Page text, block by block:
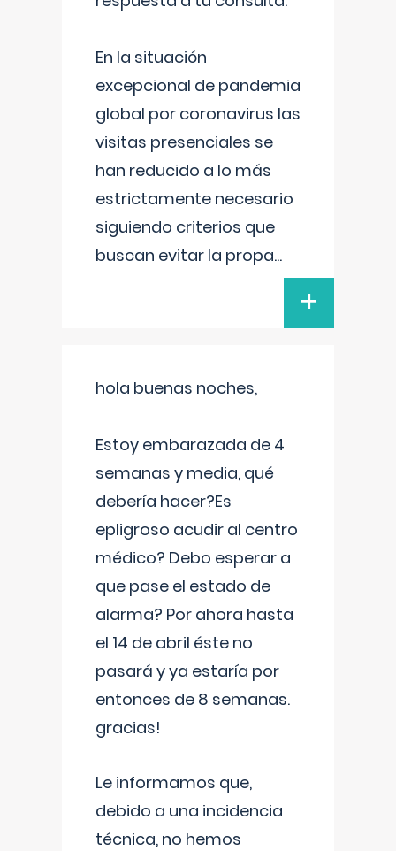
En la situación
excepcional de pandemia
global por coronavirus las
visitas presenciales se
han reducido a lo más
estrictamente necesario
siguiendo criterios que
buscan evitar la propa...
+
hola buenas noches,
Estoy embarazada de 4
semanas y media, qué
debería hacer?Es
epligroso acudir al centro
médico? Debo esperar a
que pase el estado de
alarma? Por ahora hasta
el 14 de abril éste no
pasará y ya estaría por
entonces de 8 semanas.
gracias!
Le informamos que,
debido a una incidencia
técnica, no hemos